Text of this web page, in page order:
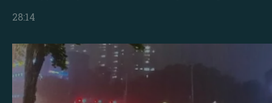
28:14